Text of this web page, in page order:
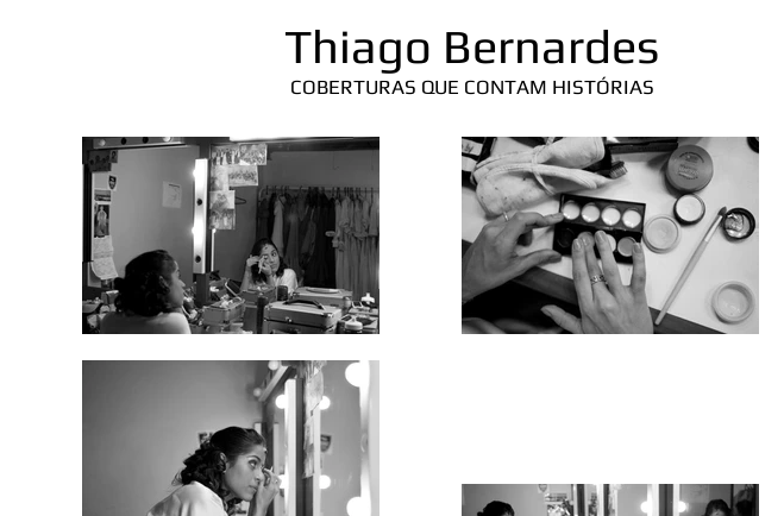
Thiago Bernardes
COBERTURAS QUE CONTAM HISTÓRIAS